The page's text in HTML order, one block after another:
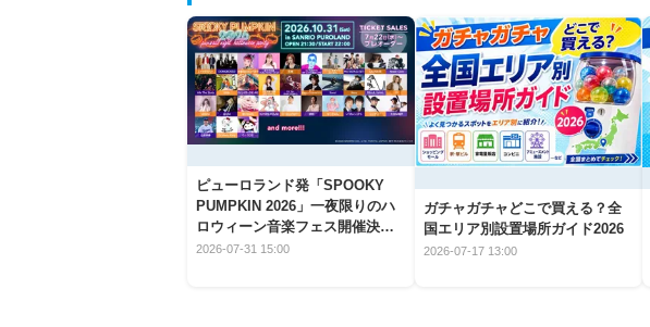
ピューロランド発「SPOOKY
PUMPKIN 2026」一夜限りのハ
ロウィーン音楽フェス開催決
定！
2026-07-31 15:00
ガチャガチャどこで買える？全
国エリア別設置場所ガイド2026
2026-07-17 13:00